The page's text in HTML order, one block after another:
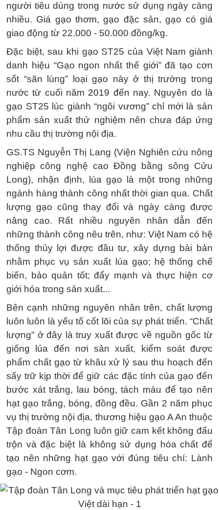
người tiêu dùng trong nước sử dụng ngày càng
nhiều. Giá gạo thơm, gạo đặc sản, gạo có giá
giao động từ 22.000 - 50.000 đồng/kg.
Đặc biệt, sau khi gạo ST25 của Việt Nam giành
danh hiệu “Gạo ngon nhất thế giới” đã tạo cơn
sốt “săn lùng” loại gạo này ở thị trường trong
nước từ cuối năm 2019 đến nay. Nguyên do là
gạo ST25 lúc giành “ngôi vương” chỉ mới là sản
phẩm sản xuất thử nghiệm nên chưa đáp ứng
nhu cầu thị trường nội địa.
GS.TS Nguyễn Thị Lang (Viện Nghiên cứu nông
nghiệp công nghệ cao Đồng bằng sông Cửu
Long), nhận định, lúa gạo là một trong những
ngành hàng thành công nhất thời gian qua. Chất
lượng gạo cũng thay đổi và ngày càng được
nâng cao. Rất nhiều nguyên nhân dẫn đến
những thành công nêu trên, như: Việt Nam có hệ
thống thủy lợi được đầu tư, xây dựng bài bản
nhằm phục vụ sản xuất lúa gạo; hệ thống chế
biến, bảo quản tốt; đẩy mạnh và thực hiện cơ
giới hóa trong sản xuất...
Bên cạnh những nguyên nhân trên, chất lượng
luôn luôn là yếu tố cốt lõi của sự phát triển. “Chất
lượng” ở đây là truy xuất được về nguồn gốc từ
giống lúa đến nơi sản xuất, kiểm soát được
phẩm chất gạo từ khâu xử lý sau thu hoạch đến
sấy trữ kịp thời để giữ các đặc tính của gạo đến
bước xát trắng, lau bóng, tách màu để tạo nên
hạt gạo trắng, bóng, đồng đều. Gần 2 năm phục
vụ thị trường nội địa, thương hiệu gạo A An thuộc
Tập đoàn Tân Long luôn giữ cam kết không đấu
trộn và đặc biệt là không sử dụng hóa chất để
tạo nên những hạt gạo với đúng tiêu chí: Lành
gạo - Ngon cơm.